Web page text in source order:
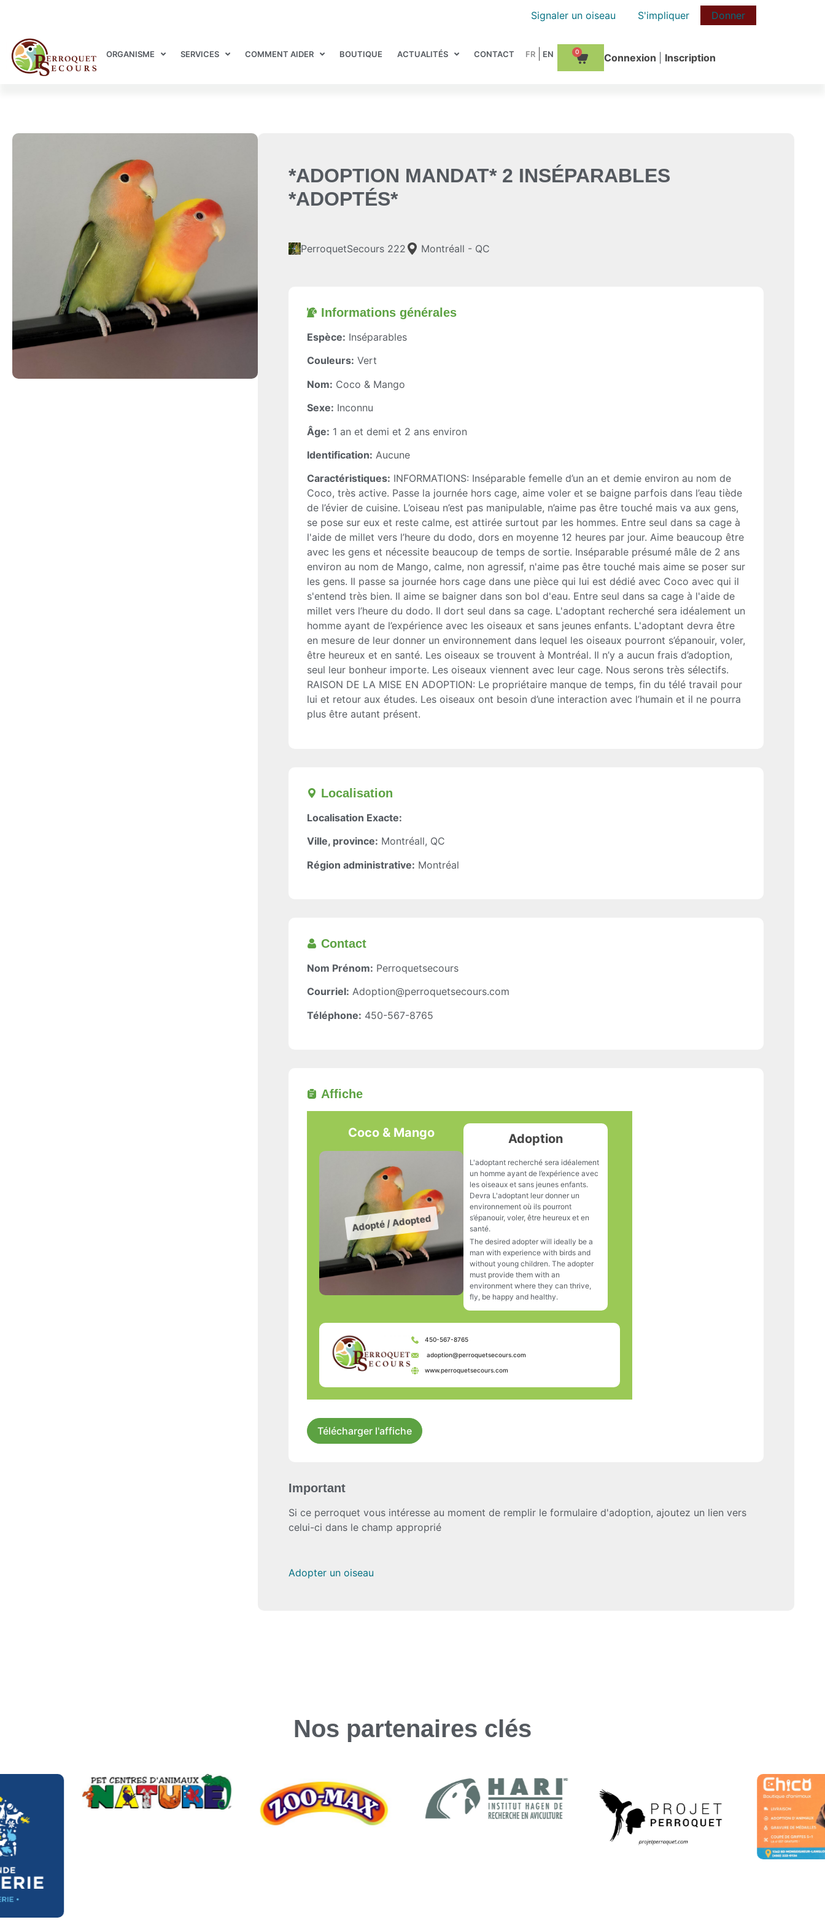
Signaler un oiseau S'impliquer Donner
ORGANISME SERVICES COMMENT AIDER BOUTIQUE ACTUALITÉS CONTACT 0 Сonnexion Inscription
*ADOPTION MANDAT* 2 INSÉPARABLES
*ADOPTÉS*
PerroquetSecours 222 Montréall - QC
Informations générales​
Espèce: Inséparables
Couleurs: Vert
Nom: Coco & Mango
Sexe: Inconnu
Âge: 1 an et demi et 2 ans environ
Identification: Aucune
Caractéristiques: INFORMATIONS: Inséparable femelle d’un an et demie environ au nom de
Coco, très active. Passe la journée hors cage, aime voler et se baigne parfois dans l’eau tiède
de l’évier de cuisine. L’oiseau n’est pas manipulable, n’aime pas être touché mais va aux gens,
se pose sur eux et reste calme, est attirée surtout par les hommes. Entre seul dans sa cage à
l'aide de millet vers l’heure du dodo, dors en moyenne 12 heures par jour. Aime beaucoup être
avec les gens et nécessite beaucoup de temps de sortie. Inséparable présumé mâle de 2 ans
environ au nom de Mango, calme, non agressif, n'aime pas être touché mais aime se poser sur
les gens. Il passe sa journée hors cage dans une pièce qui lui est dédié avec Coco avec qui il
s'entend très bien. Il aime se baigner dans son bol d'eau. Entre seul dans sa cage à l'aide de
millet vers l’heure du dodo. Il dort seul dans sa cage. L'adoptant recherché sera idéalement un
homme ayant de l’expérience avec les oiseaux et sans jeunes enfants. L'adoptant devra être
en mesure de leur donner un environnement dans lequel les oiseaux pourront s’épanouir, voler,
être heureux et en santé. Les oiseaux se trouvent à Montréal. Il n’y a aucun frais d’adoption,
seul leur bonheur importe. Les oiseaux viennent avec leur cage. Nous serons très sélectifs.
RAISON DE LA MISE EN ADOPTION: Le propriétaire manque de temps, fin du télé travail pour
lui et retour aux études. Les oiseaux ont besoin d’une interaction avec l’humain et il ne pourra
plus être autant présent.
Localisation​
Localisation Exacte:
Ville, province: Montréall, QC
Région administrative: Montréal
Contact
Nom Prénom: Perroquetsecours
Courriel: Adoption@perroquetsecours.com
Téléphone: 450-567-8765
Affiche
Coco & Mango Adoption
L'adoptant recherché sera idéalement
un homme ayant de l’expérience avec
les oiseaux et sans jeunes enfants.
Devra L'adoptant leur donner un
environnement où ils pourront
s’épanouir, voler, être heureux et en
santé.
The desired adopter will ideally be a
man with experience with birds and
without young children. The adopter
must provide them with an
environment where they can thrive,
fly, be happy and healthy.
450-567-8765
adoption@perroquetsecours.com
www.perroquetsecours.com
Télécharger l'affiche
Important
Si ce perroquet vous intéresse au moment de remplir le formulaire d'adoption, ajoutez un lien vers
celui-ci dans le champ approprié
Adopter un oiseau
Nos partenaires clés